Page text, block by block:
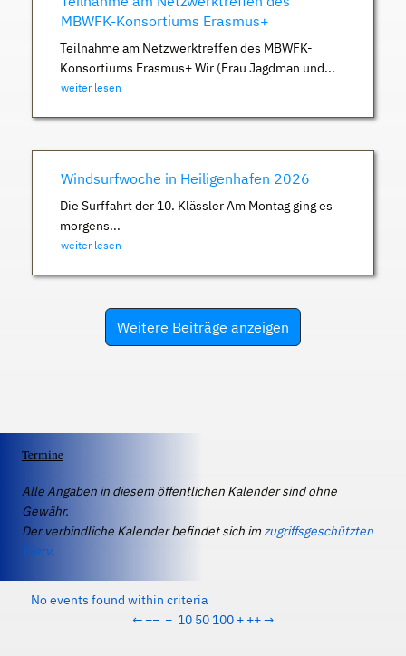
MBWFK-Konsortiums Erasmus+
Teilnahme am Netzwerktreffen des MBWFK-
Konsortiums Erasmus+ Wir (Frau Jagdman und...
weiter lesen
Windsurfwoche in Heiligenhafen 2026
Die Surffahrt der 10. Klässler Am Montag ging es
morgens...
weiter lesen
Weitere Beiträge anzeigen
Termine
Alle Angaben in diesem öffentlichen Kalender sind ohne
Gewähr.
Der verbindliche Kalender befindet sich imzugriffsgeschützten
IServ.
No events found within criteria
← −− − 10 50 100 + ++→